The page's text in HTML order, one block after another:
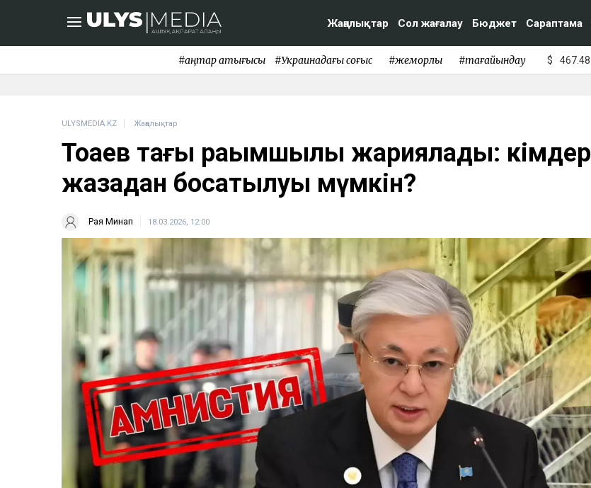
Жаңалықтар Сол жағалау Бюджет Сараптама
#қаңтар қақтығысы #Украинадағы соғыс #жемқорлық #тағайындау $ 467.48
ULYSMEDIA.KZ Жаңалықтар
Тоқаев тағы рақымшылық жариялады: кімдер
жазадан босатылуы мүмкін?
Рая Минап 18.03.2026, 12:00